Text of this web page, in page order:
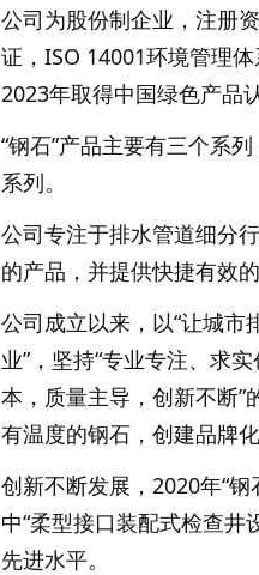
公司为股份制企业，注册
证，ISO 14001环境管理
2023年取得中国绿色产品
“钢石”产品主要有三个系
系列。
公司专注于排水管道细分
的产品，并提供快捷有效
公司成立以来，以“让城市
业”，坚持“专业专注、求
本，质量主导，创新不断”
有温度的钢石，创建品牌
创新不断发展，2020年“
中“柔型接口装配式检查
先进水平。